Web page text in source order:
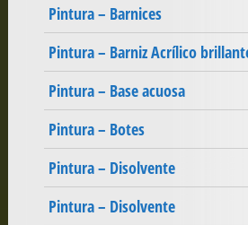
Pintura – Barnices
Pintura – Barniz Acrílico
Pintura – Base acuosa
Pintura – Botes
Pintura – Disolvente
Pintura – Disolvente